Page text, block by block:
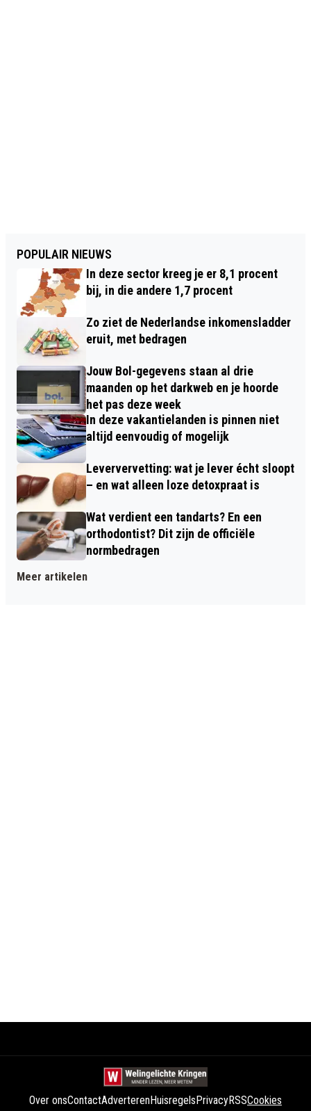
POPULAIR NIEUWS
In deze sector kreeg je er 8,1 procent
bij, in die andere 1,7 procent
Zo ziet de Nederlandse inkomensladder
eruit, met bedragen
Jouw Bol-gegevens staan al drie
maanden op het darkweb en je hoorde
het pas deze week
In deze vakantielanden is pinnen niet
altijd eenvoudig of mogelijk
Leververvetting: wat je lever écht sloopt
– en wat alleen loze detoxpraat is
Wat verdient een tandarts? En een
orthodontist? Dit zijn de officiële
normbedragen
Meer artikelen
Over onsContactAdverterenHuisregelsPrivacyRSSCookies